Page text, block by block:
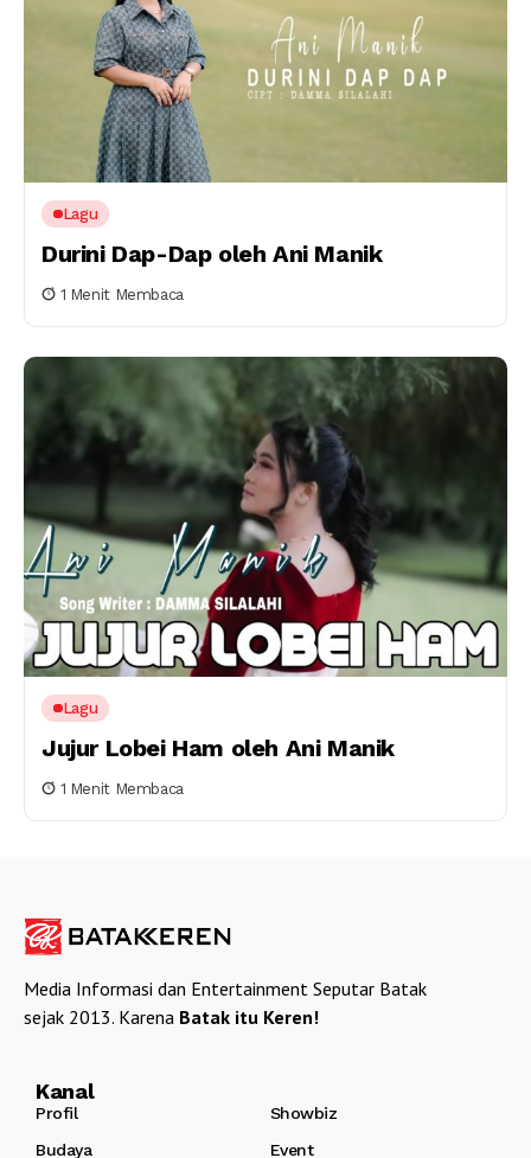
Lagu
Durini Dap-Dap oleh Ani Manik
1 Menit Membaca
Lagu
Jujur Lobei Ham oleh Ani Manik
1 Menit Membaca
Media Informasi dan Entertainment Seputar Batak
sejak 2013. Karena Batak itu Keren!
Kanal
Profil
Showbiz
Budaya
Event